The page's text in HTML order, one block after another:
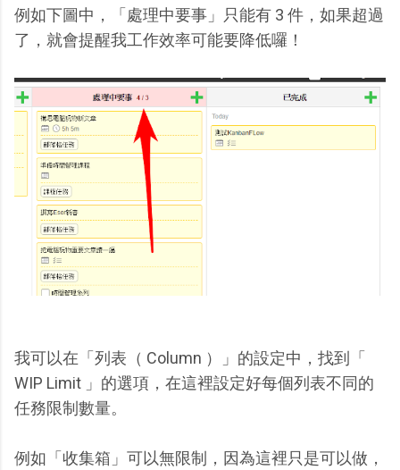
例如下圖中，「處理中要事」只能有 3 件，如果超過
了，就會提醒我工作效率可能要降低囉！
我可以在「列表（ Column ）」的設定中，找到「
WIP Limit 」的選項，在這裡設定好每個列表不同的
任務限制數量。
例如「收集箱」可以無限制，因為這裡只是可以做，